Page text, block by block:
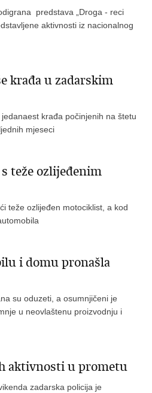
predstava „Droga - reci
aktivnosti iz nacionalnog
krađa u zadarskim
krađa počinjenih na štetu
mjeseci
teže ozlijeđenim
teže ozlijeđen motociklist, a kod
i domu pronašla
su oduzeti, a osumnjičeni je
u neovlaštenu proizvodnju i
aktivnosti u prometu
zadarska policija je